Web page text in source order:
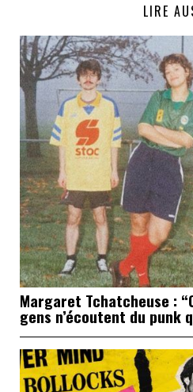
LIRE
Margaret Tchatcheuse :
gens n’écoutent du punk